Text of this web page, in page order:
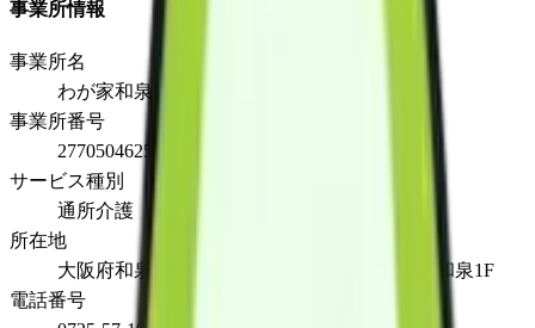
事業所情報
事業所名
わが家和泉
事業所番号
2770504625
サービス種別
通所介護（通常）
所在地
大阪府和泉市池田下町1763-1サンフォレスタ和泉1F
電話番号